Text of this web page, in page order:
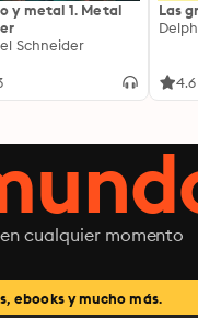
y metal 1. Metal
Schneider
Las
4.6
cualquier momento
ebooks y mucho más.